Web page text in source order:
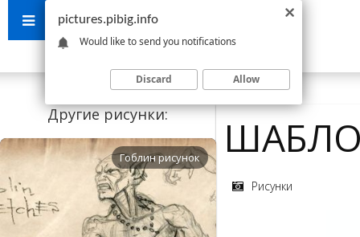
Другие рисунки:
Гоблин рисунок
Рисунки
pictures.pibig.info
Would like to send you notifications
Discard Allow